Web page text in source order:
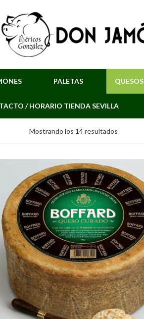
PALETAS QUESOS
/ HORARIO TIENDA SEVILLA
Mostrando los 14 resultados